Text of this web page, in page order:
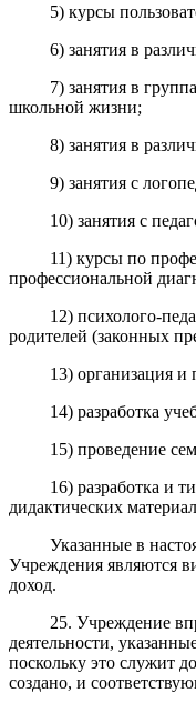
5) курсы
6) занятия в
7) занятия в
школьной жизни;
8) занятия в
9) занятия с
10) занятия с
11) курсы по
профессиональной
12) психолого-
родителей (законных
13) организация и
14) разработка
15) проведение
16) разработка и
дидактических
Указанные в
Учреждения являются
доход.
25. Учреждение
деятельности,
поскольку это служит
создано, и